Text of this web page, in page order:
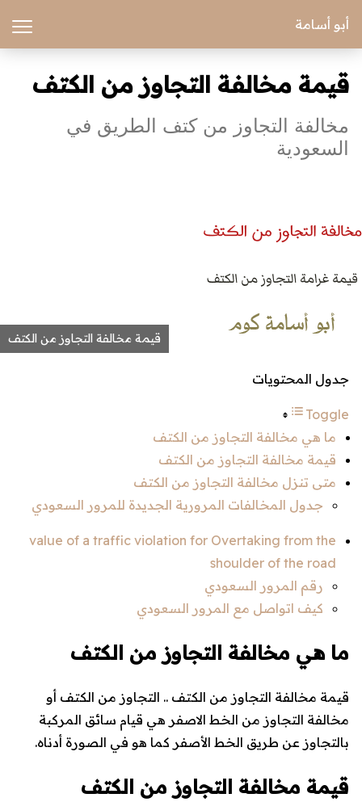
أبو أسامة
قيمة مخالفة التجاوز من الكتف
مخالفة التجاوز من كتف الطريق في
السعودية
قيمة مخالفة التجاوز من الكتف
جدول المحتويات
Toggle
ما هي مخالفة التجاوز من الكتف
قيمة مخالفة التجاوز من الكتف
متى تنزل مخالفة التجاوز من الكتف
جدول المخالفات المرورية الجديدة للمرور السعودي
value of a traffic violation for Overtaking from the
shoulder of the road
رقم المرور السعودي
كيف اتواصل مع المرور السعودي
ما هي مخالفة التجاوز من الكتف
قيمة مخالفة التجاوز من الكتف .. التجاوز من الكتف أو
مخالفة التجاوز من الخط الاصفر هي قيام سائق المركبة
بالتجاوز عن طريق الخط الأصفر كما هو في الصورة أدناه.
قيمة مخالفة التجاوز من الكتف